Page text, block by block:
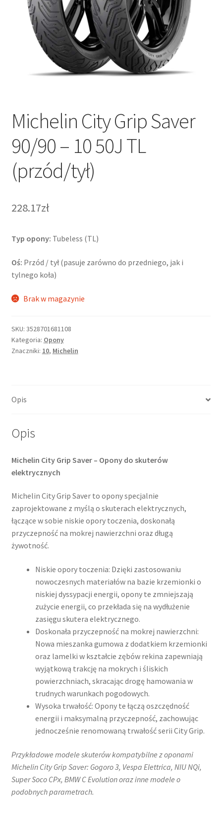
Michelin City Grip Saver
90/90 – 10 50J TL
(przód/tył)
228.17zł
Typ opony: Tubeless (TL)
Oś: Przód / tył (pasuje zarówno do przedniego, jak i
tylnego koła)
Brak w magazynie
SKU: 3528701681108
Kategoria: Opony
Znaczniki: 10, Michelin
Opis
Opis
Michelin City Grip Saver – Opony do skuterów
elektrycznych
Michelin City Grip Saver to opony specjalnie
zaprojektowane z myślą o skuterach elektrycznych,
łączące w sobie niskie opory toczenia, doskonałą
przyczepność na mokrej nawierzchni oraz długą
żywotność.​
Niskie opory toczenia: Dzięki zastosowaniu
nowoczesnych materiałów na bazie krzemionki o
niskiej dyssypacji energii, opony te zmniejszają
zużycie energii, co przekłada się na wydłużenie
zasięgu skutera elektrycznego.
Doskonała przyczepność na mokrej nawierzchni:
Nowa mieszanka gumowa z dodatkiem krzemionki
oraz lamelki w kształcie zębów rekina zapewniają
wyjątkową trakcję na mokrych i śliskich
powierzchniach, skracając drogę hamowania w
trudnych warunkach pogodowych.
Wysoka trwałość: Opony te łączą oszczędność
energii i maksymalną przyczepność, zachowując
jednocześnie renomowaną trwałość serii City Grip.
Przykładowe modele skuterów kompatybilne z oponami
Michelin City Grip Saver: Gogoro 3, Vespa Elettrica, NIU NQi,
Super Soco CPx, BMW C Evolution oraz inne modele o
podobnych parametrach.